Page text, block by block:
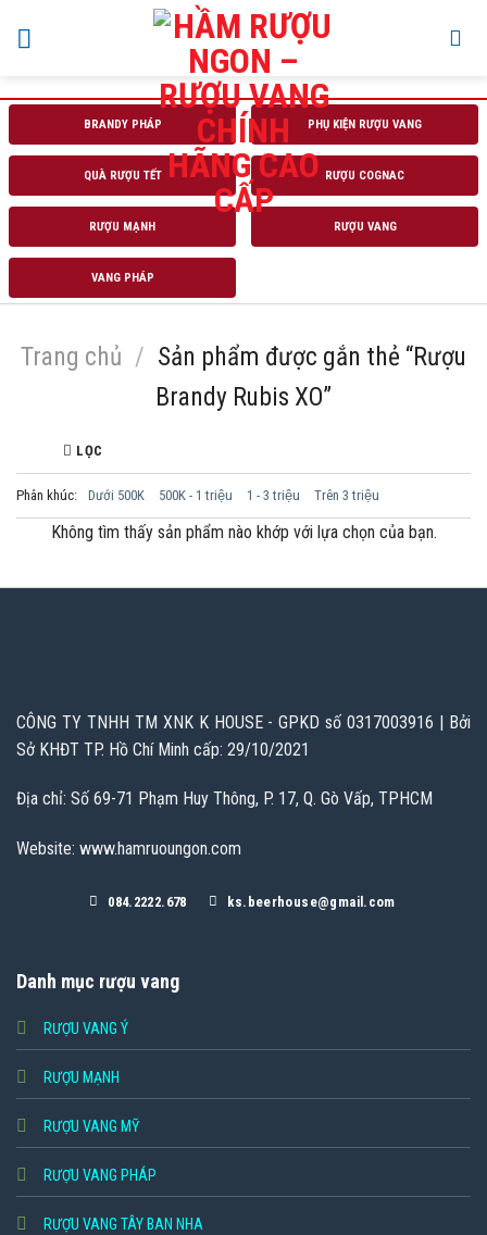
BRANDY PHÁP PHỤ KIỆN RƯỢU VANG
QUÀ RƯỢU TẾT RƯỢU COGNAC
RƯỢU MẠNH RƯỢU VANG
VANG PHÁP
Trang chủ / Sản phẩm được gắn thẻ “Rượu
Brandy Rubis XO”
LỌC
Phân khúc: Dưới 500K 500K - 1 triệu 1 - 3 triệu Trên 3 triệu
Không tìm thấy sản phẩm nào khớp với lựa chọn của bạn.
CÔNG TY TNHH TM XNK K HOUSE - GPKD số 0317003916 | Bởi
Sở KHĐT TP. Hồ Chí Minh cấp: 29/10/2021
Địa chỉ: Số 69-71 Phạm Huy Thông, P. 17, Q. Gò Vấp, TPHCM
Website: www.hamruoungon.com
084.2222.678 ks.beerhouse@gmail.com
Danh mục rượu vang
RƯỢU VANG Ý
RƯỢU MẠNH
RƯỢU VANG MỸ
RƯỢU VANG PHÁP
RƯỢU VANG TÂY BAN NHA